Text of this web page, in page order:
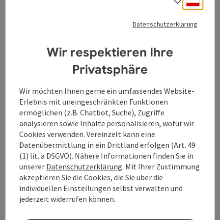
StartortSt. Martin im Mühlkreis
Mountainbike-Tour
Länge: 162,2 km
Höhenmeter aufsteigend: 4.249 m
Schwierigkeit:
Mittel
Kondition:
Schwer
Panorama:
Traumtour
Datenschutzerklärung
Wir respektieren Ihre
Privatsphäre
Wir möchten Ihnen gerne ein umfassendes Website-
Erlebnis mit uneingeschränkten Funktionen
ermöglichen (z.B. Chatbot, Suche), Zugriffe
analysieren sowie Inhalte personalisieren, wofür wir
Cookies verwenden. Vereinzelt kann eine
Datenübermittlung in ein Drittland erfolgen (Art. 49
(1) lit. a DSGVO). Nähere Informationen finden Sie in
unserer Datenschutzerklärung. Mit Ihrer Zustimmung
akzeptieren Sie die Cookies, die Sie über die
individuellen Einstellungen selbst verwalten und
jederzeit widerrufen können.